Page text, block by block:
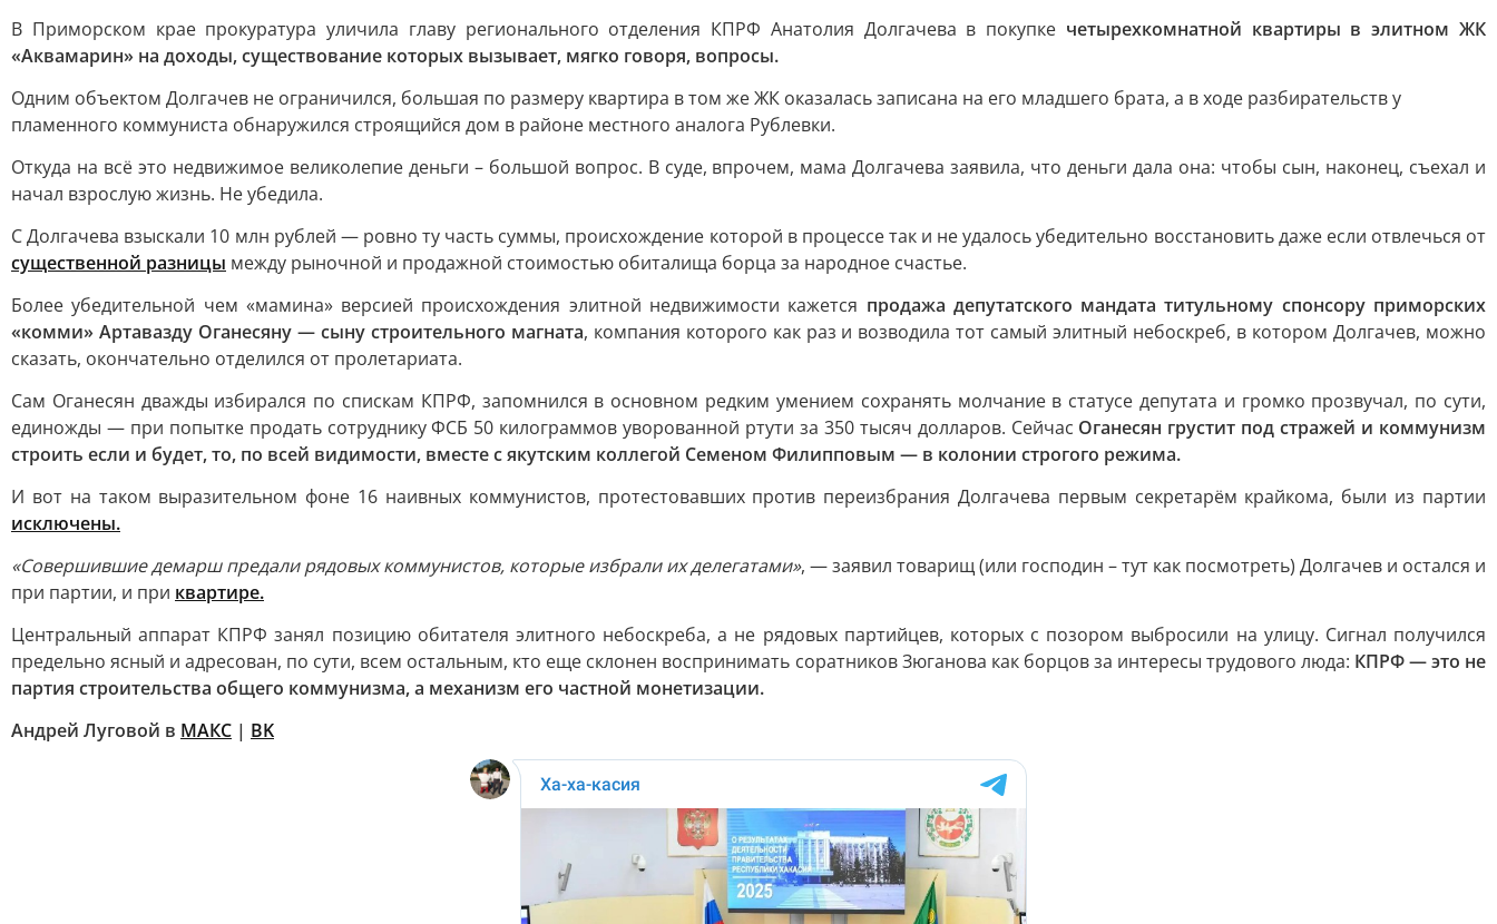
В Приморском крае прокуратура уличила главу регионального отделения КПРФ Анатолия Долгачева в покупке четырехкомнатной квартиры в элитном ЖК
«Аквамарин» на доходы, существование которых вызывает, мягко говоря, вопросы.
Одним объектом Долгачев не ограничился, большая по размеру квартира в том же ЖК оказалась записана на его младшего брата, а в ходе разбирательств у
пламенного коммуниста обнаружился строящийся дом в районе местного аналога Рублевки.
Откуда на всё это недвижимое великолепие деньги – большой вопрос. В суде, впрочем, мама Долгачева заявила, что деньги дала она: чтобы сын, наконец, съехал и
начал взрослую жизнь. Не убедила.
С Долгачева взыскали 10 млн рублей — ровно ту часть суммы, происхождение которой в процессе так и не удалось убедительно восстановить даже если отвлечься от
существенной разницы между рыночной и продажной стоимостью обиталища борца за народное счастье.
Более убедительной чем «мамина» версией происхождения элитной недвижимости кажется продажа депутатского мандата титульному спонсору приморских
«комми» Артавазду Оганесяну — сыну строительного магната, компания которого как раз и возводила тот самый элитный небоскреб, в котором Долгачев, можно
сказать, окончательно отделился от пролетариата.
Сам Оганесян дважды избирался по спискам КПРФ, запомнился в основном редким умением сохранять молчание в статусе депутата и громко прозвучал, по сути,
единожды — при попытке продать сотруднику ФСБ 50 килограммов уворованной ртути за 350 тысяч долларов. Сейчас Оганесян грустит под стражей и коммунизм
строить если и будет, то, по всей видимости, вместе с якутским коллегой Семеном Филипповым — в колонии строгого режима.
И вот на таком выразительном фоне 16 наивных коммунистов, протестовавших против переизбрания Долгачева первым секретарём крайкома, были из партии
исключены.
«Совершившие демарш предали рядовых коммунистов, которые избрали их делегатами», — заявил товарищ (или господин – тут как посмотреть) Долгачев и остался и
при партии, и при квартире.
Центральный аппарат КПРФ занял позицию обитателя элитного небоскреба, а не рядовых партийцев, которых с позором выбросили на улицу. Сигнал получился
предельно ясный и адресован, по сути, всем остальным, кто еще склонен воспринимать соратников Зюганова как борцов за интересы трудового люда: КПРФ — это не
партия строительства общего коммунизма, а механизм его частной монетизации.
Андрей Луговой в МАКС | ВK